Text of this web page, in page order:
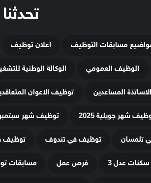
مسابقات التوظيف إعلان توظيف
الوظيف العمومي الوكالة الوطنية
المساعدين توظيف الاعوان
شهر جويلية 2025 توظيف شهر سبتمبر
تلمسان توظيف في تندوف توظيف
سكنات عدل 3 فرص عمل مسابقات